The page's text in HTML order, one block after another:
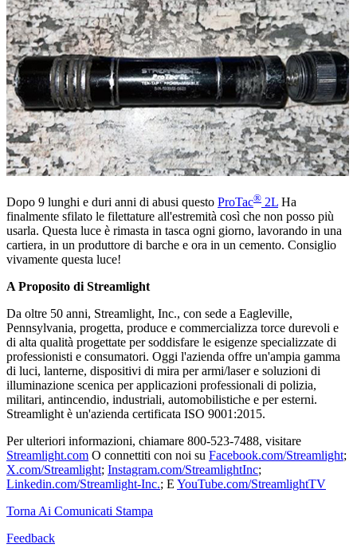
Dopo 9 lunghi e duri anni di abusi questo ProTac® 2L Ha
finalmente sfilato le filettature all'estremità così che non posso più
usarla. Questa luce è rimasta in tasca ogni giorno, lavorando in una
cartiera, in un produttore di barche e ora in un cemento. Consiglio
vivamente questa luce!
A Proposito di Streamlight
Da oltre 50 anni, Streamlight, Inc., con sede a Eagleville,
Pennsylvania, progetta, produce e commercializza torce durevoli e
di alta qualità progettate per soddisfare le esigenze specializzate di
professionisti e consumatori. Oggi l'azienda offre un'ampia gamma
di luci, lanterne, dispositivi di mira per armi/laser e soluzioni di
illuminazione scenica per applicazioni professionali di polizia,
militari, antincendio, industriali, automobilistiche e per esterni.
Streamlight è un'azienda certificata ISO 9001:2015.
Per ulteriori informazioni, chiamare 800-523-7488, visitare
Streamlight.com O connettiti con noi su Facebook.com/Streamlight;
X.com/Streamlight; Instagram.com/StreamlightInc;
Linkedin.com/Streamlight-Inc.; E YouTube.com/StreamlightTV
Torna Ai Comunicati Stampa
Feedback